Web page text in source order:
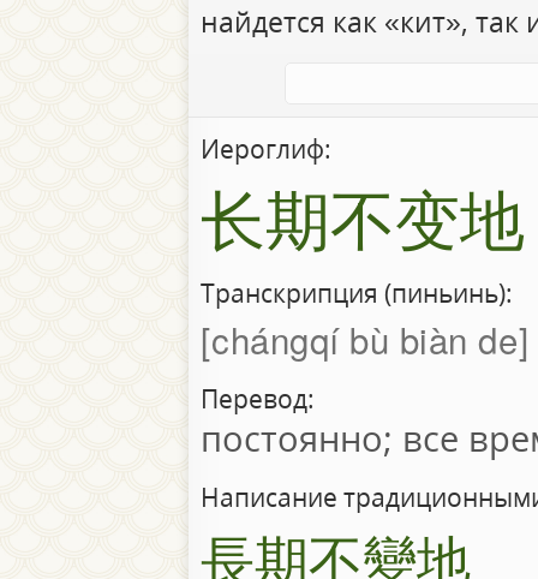
найдется как «кит», так
Иероглиф:
长期不变地
Транскрипция (пиньинь):
chángqí bù biàn de
Перевод:
постоянно; все
Написание
長期不變地